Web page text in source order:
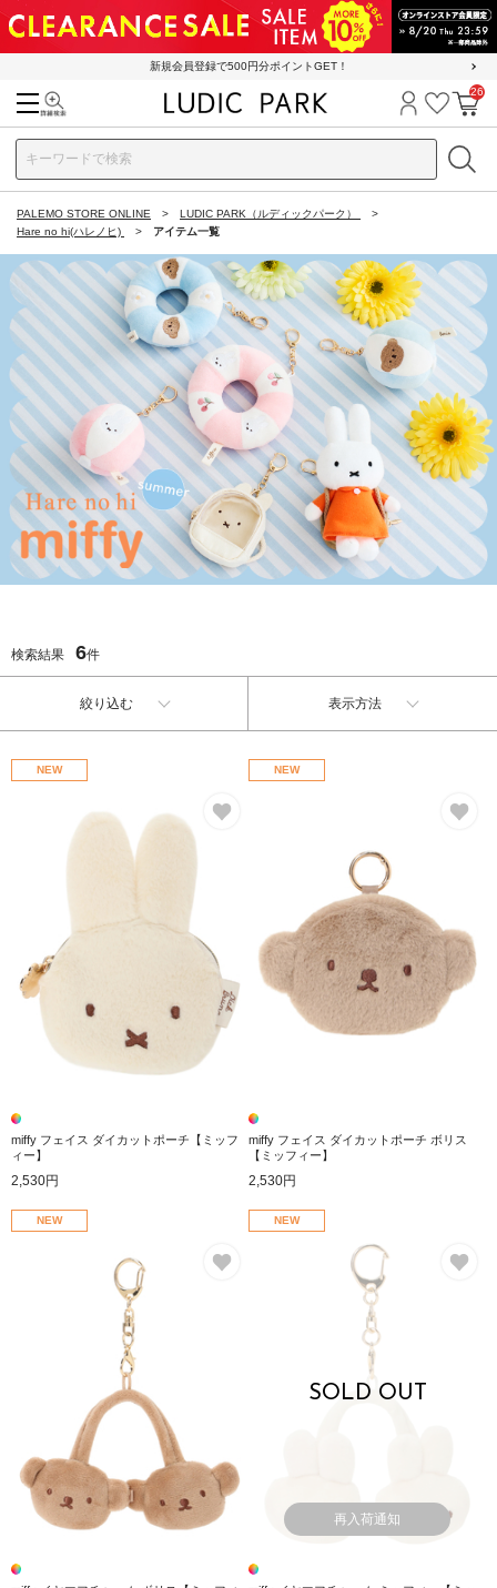
新規会員登録で500円分ポイントGET！
ログイン
お気に
カ
26
PALEMO STORE ONLINE
LUDIC PARK（ルディックパーク）
Hare no hi(ハレノヒ)
アイテム一覧
検索結果 6件
絞り込む 表示方法
NEW
miffy フェイス ダイカットポーチ【ミッフ
ィー】
2,530円
NEW
miffy フェイス ダイカットポーチ ボリス
【ミッフィー】
2,530円
NEW NEW
SOLD OUT
再入荷通知